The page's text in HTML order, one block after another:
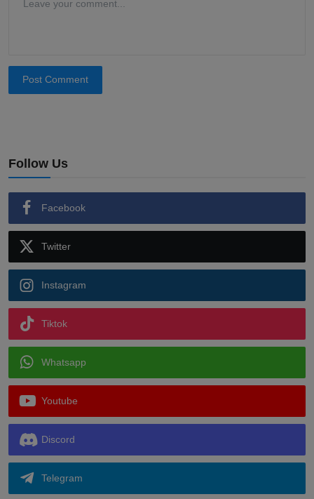
Post Comment
Follow Us
Facebook
Twitter
Instagram
Tiktok
Whatsapp
Youtube
Discord
Telegram